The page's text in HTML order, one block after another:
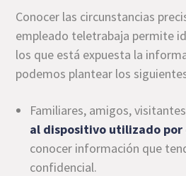
Conocer las circunstancias
empleado teletrabaja permite
los que está expuesta la
podemos plantear los
Familiares, amigos,
al dispositivo utilizado por
conocer información que
confidencial.